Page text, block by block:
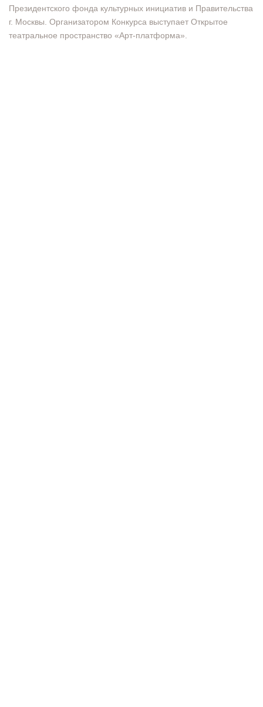
Президентского фонда культурных инициатив и Правительства
г. Москвы. Организатором Конкурса выступает Открытое
театральное пространство «Арт-платформа».